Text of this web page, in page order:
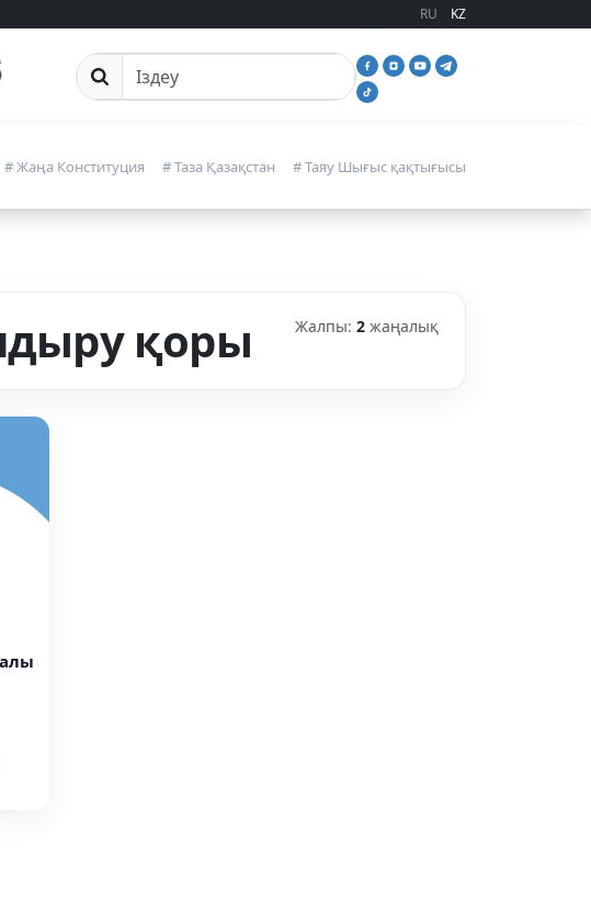
RU KZ
Сайттан іздеу
# Жаңа Конституция # Таза Қазақстан # Таяу Шығыс қақтығысы
қоры Жалпы: 2 жаңалық